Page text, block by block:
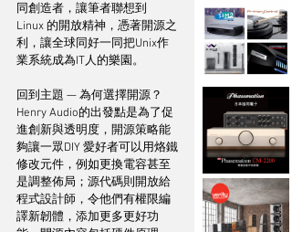
同創造者，讓筆者聯想到
Linux 的開放精神，憑著開源之
利，讓全球同好一同把Unix作
業系統成為IT人的樂園。
回到主題 — 為何選擇開源？
Henry Audio的出發點是為了促
進創新與透明度，開源策略能
夠讓一眾DIY 愛好者可以用烙鐵
修改元件，例如更換電容甚至
是調整佈局；源代碼則開放給
程式設計師，令他們有權限編
譯新韌體，添加更多更好功